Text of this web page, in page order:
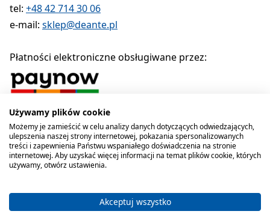
tel: +48 42 714 30 06
e-mail: sklep@deante.pl
Płatności elektroniczne obsługiwane przez:
Deante sp. z o.o. 1990-2026
Polityka prywatności Regulamin Polityka cookies
Używamy plików cookie
Możemy je zamieścić w celu analizy danych dotyczących odwiedzających,
ulepszenia naszej strony internetowej, pokazania spersonalizowanych
treści i zapewnienia Państwu wspaniałego doświadczenia na stronie
internetowej. Aby uzyskać więcej informacji na temat plików cookie, których
używamy, otwórz ustawienia.
Akceptuj wszystko